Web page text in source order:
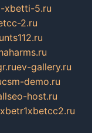
xbetti-5.ru
2.ru
ev-gallery.ru
csm-demo.ru
host.ru